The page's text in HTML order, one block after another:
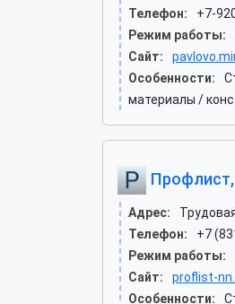
Телефон:
+7-
Режим работы:
Сайт:
Особенности:
материалы /
Адрес:
Телефон:
+7
Режим работы:
Сайт:
proflist-
Особенности: